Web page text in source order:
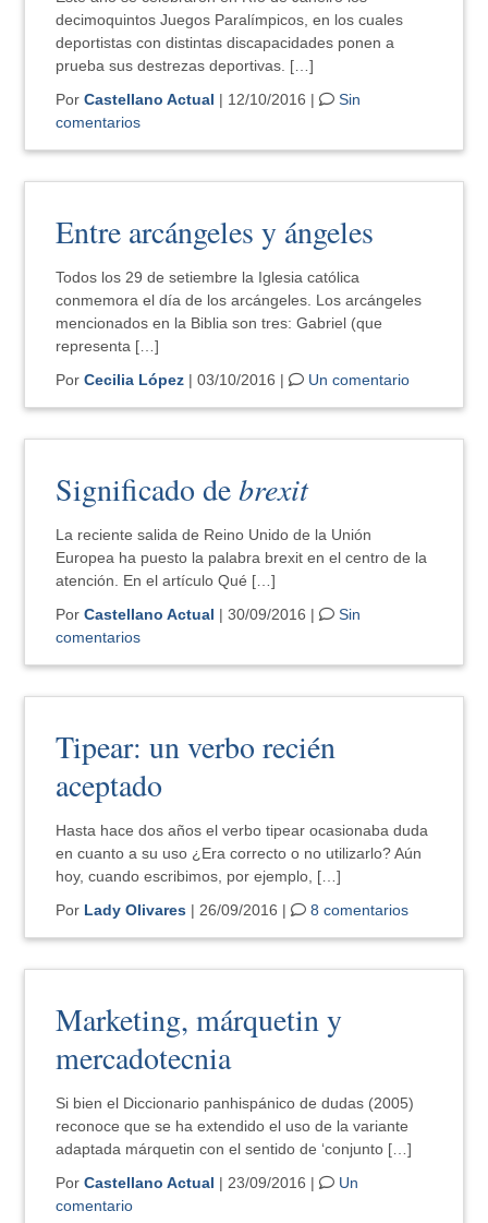
decimoquintos Juegos Paralímpicos, en los cuales
deportistas con distintas discapacidades ponen a
prueba sus destrezas deportivas. […]
PorCastellano Actual | 12/10/2016 |
Sin
comentarios
Entre arcángeles y ángeles
Todos los 29 de setiembre la Iglesia católica
conmemora el día de los arcángeles. Los arcángeles
mencionados en la Biblia son tres: Gabriel (que
representa […]
PorCecilia López | 03/10/2016 | Un comentario
Significado debrexit
La reciente salida de Reino Unido de la Unión
Europea ha puesto la palabra brexit en el centro de la
atención. En el artículo Qué […]
PorCastellano Actual | 30/09/2016 |
Sin
comentarios
Tipear: un verbo recién
aceptado
Hasta hace dos años el verbo tipear ocasionaba duda
en cuanto a su uso ¿Era correcto o no utilizarlo? Aún
hoy, cuando escribimos, por ejemplo, […]
Por Lady Olivares | 26/09/2016 | 8 comentarios
Marketing, márquetin y
mercadotecnia
Si bien el Diccionario panhispánico de dudas (2005)
reconoce que se ha extendido el uso de la variante
adaptada márquetin con el sentido de ‘conjunto […]
PorCastellano Actual | 23/09/2016 |
Un
comentario